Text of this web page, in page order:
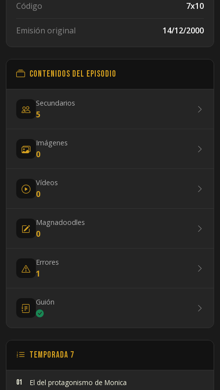
Código 7x10
Emisión original 14/12/2000
Contenidos del episodio
Secundarios
5
Imágenes
0
Vídeos
0
Magnadoodles
0
Errores
1
Guión
Temporada 7
01 El del protagonismo de Monica